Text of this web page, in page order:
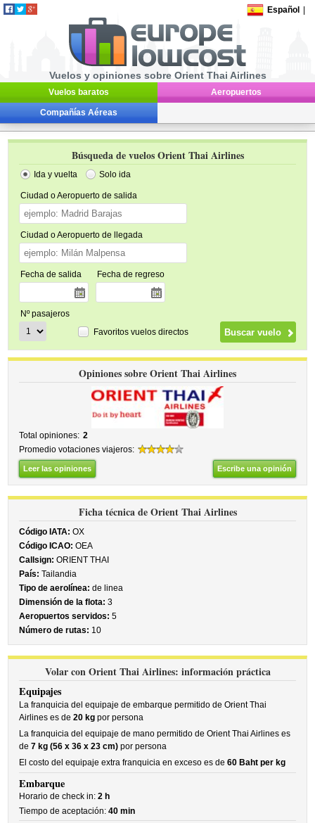
Español
Vuelos y opiniones sobre Orient Thai Airlines
Vuelos baratos Aeropuertos
Compañías Aéreas
Búsqueda de vuelos Orient Thai Airlines
Ida y vuelta Solo ida
Ciudad o Aeropuerto de salida
Ciudad o Aeropuerto de llegada
Fecha de salida Fecha de regreso
Nº pasajeros
Favoritos vuelos directos
Opiniones sobre Orient Thai Airlines
Total opiniones: 2
Promedio votaciones viajeros:
Leer las opiniones Escribe una opinión
Ficha técnica de Orient Thai Airlines
Código IATA: OX
Código ICAO: OEA
Callsign: ORIENT THAI
País: Tailandia
Tipo de aerolínea: de linea
Dimensión de la flota: 3
Aeropuertos servidos: 5
Número de rutas: 10
Volar con Orient Thai Airlines: información práctica
Equipajes
La franquicia del equipaje de embarque permitido de Orient Thai
Airlines es de20 kg por persona
La franquicia del equipaje de mano permitido de Orient Thai Airlines es
de7 kg (56 x 36 x 23 cm) por persona
El costo del equipaje extra franquicia en exceso es de60 Baht per kg
Embarque
Horario de check in:2 h
Tiempo de aceptación:40 min